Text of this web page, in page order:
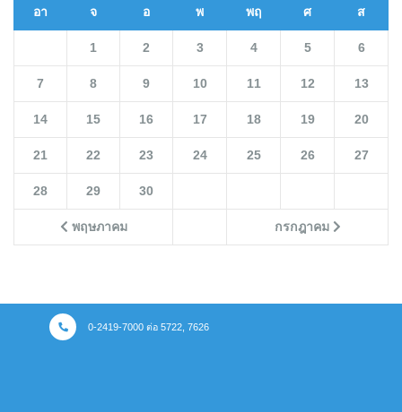
อา จ อ พ พฤ ศ ส
พฤษภาคม กรกฎาคม
1 2 3 4 5 6
7 8 9 10 11 12 13
14 15 16 17 18 19 20
21 22 23 24 25 26 27
28 29 30
0-2419-7000 ต่อ 5722, 7626